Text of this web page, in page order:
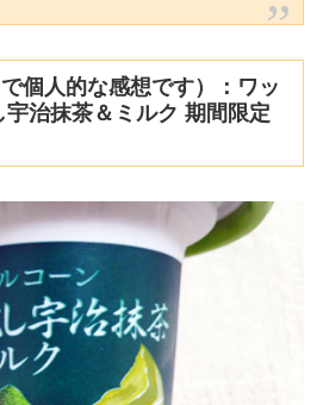
個人的な感想です）：ワッ
宇治抹茶＆ミルク 期間限定